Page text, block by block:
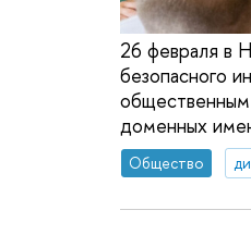
26 февраля в
безопасного
доменных
Общество